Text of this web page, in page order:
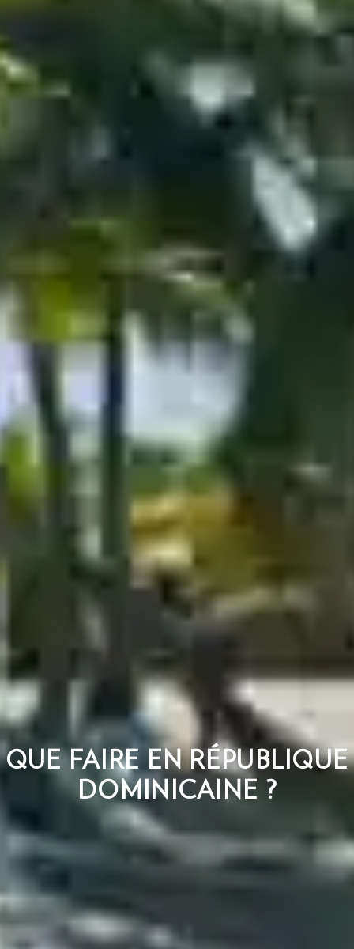
QUE FAIRE EN RÉPUBLIQUE
DOMINICAINE ?